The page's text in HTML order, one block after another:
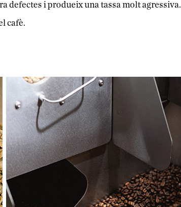
defectes i produeix una tassa molt agressiva.
cafè.